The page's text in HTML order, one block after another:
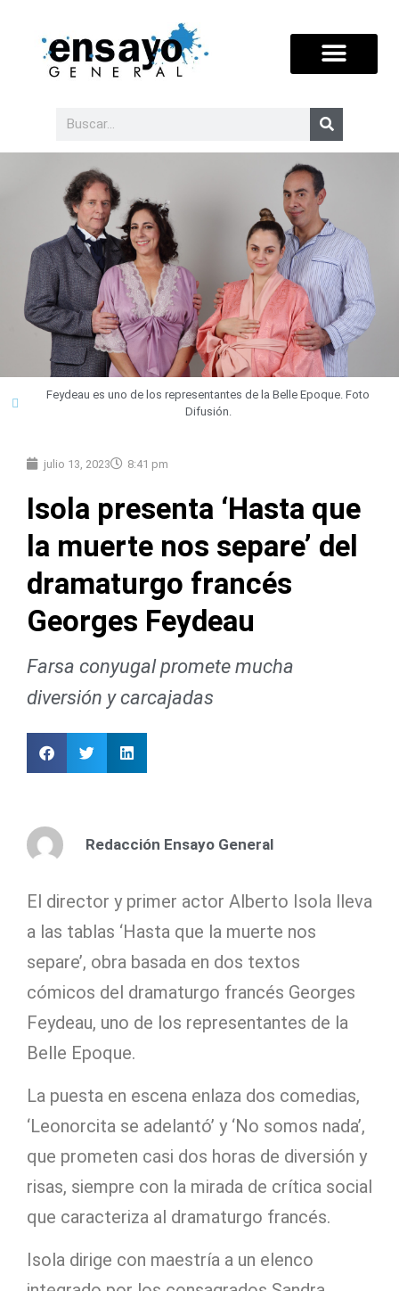
Feydeau es uno de los representantes de la Belle Epoque. Foto
Difusión.
julio 13, 2023 8:41 pm
Isola presenta ‘Hasta que
la muerte nos separe’ del
dramaturgo francés
Georges Feydeau
Farsa conyugal promete mucha
diversión y carcajadas
Redacción Ensayo General
El director y primer actor Alberto Isola lleva
a las tablas ‘Hasta que la muerte nos
separe’, obra basada en dos textos
cómicos del dramaturgo francés Georges
Feydeau, uno de los representantes de la
Belle Epoque.
La puesta en escena enlaza dos comedias,
‘Leonorcita se adelantó’ y ‘No somos nada’,
que prometen casi dos horas de diversión y
risas, siempre con la mirada de crítica social
que caracteriza al dramaturgo francés.
Isola dirige con maestría a un elenco